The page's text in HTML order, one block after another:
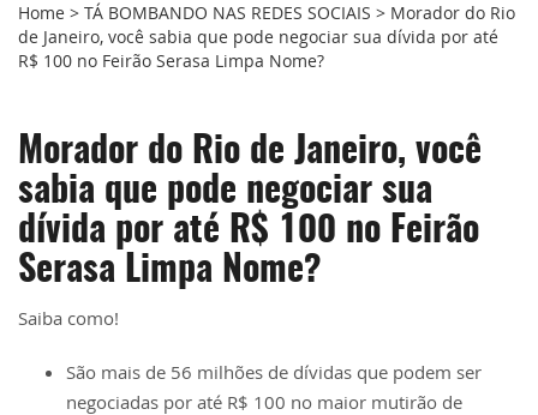
Home > TÁ BOMBANDO NAS REDES SOCIAIS > ​Morador do Rio
de Janeiro, você sabia que pode negociar sua dívida por até
R$ 100 no Feirão Serasa Limpa Nome?
​Morador do Rio de Janeiro, você
sabia que pode negociar sua
dívida por até R$ 100 no Feirão
Serasa Limpa Nome?
Saiba como!
São mais de 56 milhões de dívidas que podem ser
negociadas por até R$ 100 no​ maior mutirão de